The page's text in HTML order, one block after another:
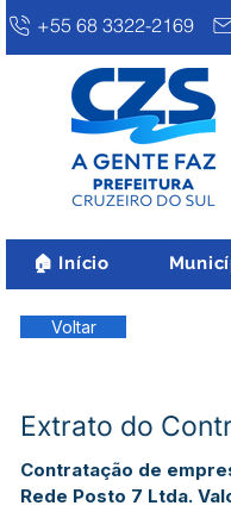
+55 68 3322-2169
🏠 Início
Voltar
Extrato do
Contratação de
Rede Posto 7 Ltda.